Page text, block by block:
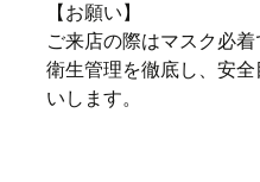
【お願い】
ご来店の際はマスク必
衛生管理を徹底し、安
いします。